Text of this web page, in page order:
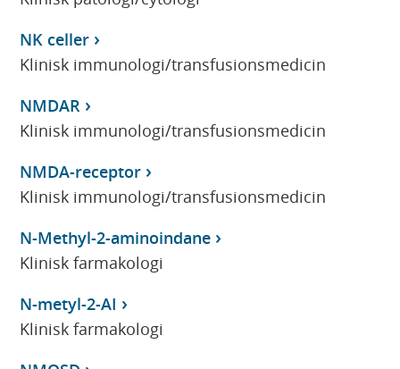
NK celler
Klinisk immunologi/transfusionsmedicin
NMDAR
Klinisk immunologi/transfusionsmedicin
NMDA-receptor
Klinisk immunologi/transfusionsmedicin
N-Methyl-2-aminoindane
Klinisk farmakologi
N-metyl-2-AI
Klinisk farmakologi